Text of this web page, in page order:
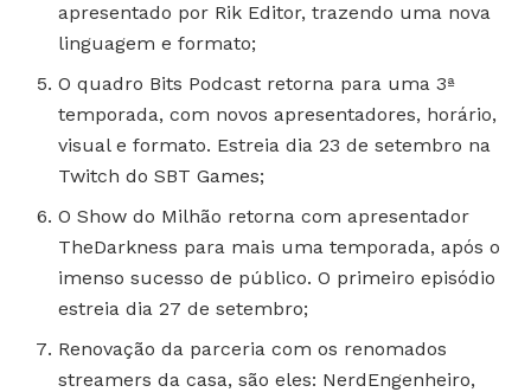
apresentado por Rik Editor, trazendo uma nova
linguagem e formato;
O quadro Bits Podcast retorna para uma 3ª
temporada, com novos apresentadores, horário,
visual e formato. Estreia dia 23 de setembro na
Twitch do SBT Games;
O Show do Milhão retorna com apresentador
TheDarkness para mais uma temporada, após o
imenso sucesso de público. O primeiro episódio
estreia dia 27 de setembro;
Renovação da parceria com os renomados
streamers da casa, são eles: NerdEngenheiro,